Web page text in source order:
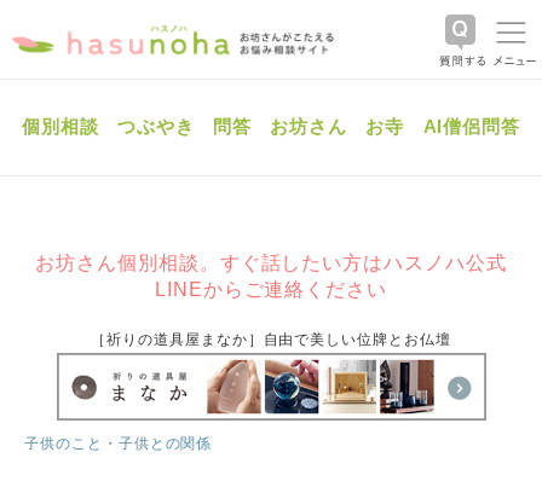
個別相談 つぶやき 問答 お坊さん お寺 AI僧侶問答
お坊さん個別相談。すぐ話したい方はハスノハ公式
LINEからご連絡ください
［祈りの道具屋まなか］自由で美しい位牌とお仏壇
子供のこと・子供との関係